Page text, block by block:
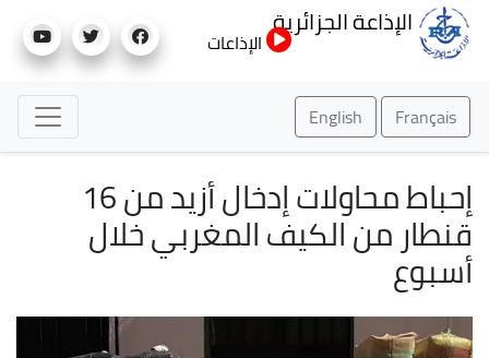
إلى
الإذاعة الجزائرية
الإذاعات
Français
English
إحباط محاولات إدخال أزيد من 16
قنطار من الكيف المغربي خلال
أسبوع